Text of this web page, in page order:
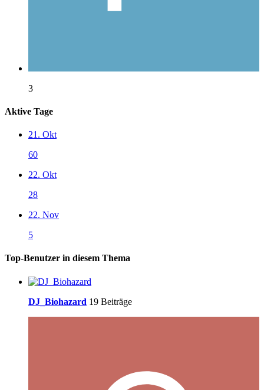
3
Aktive Tage
21. Okt
60
22. Okt
28
22. Nov
5
Top-Benutzer in diesem Thema
DJ_Biohazard 19 Beiträge